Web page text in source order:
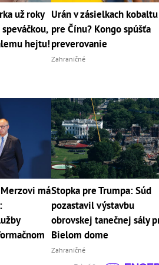
už roky
hejtu!
Urán v zásielkach kobaltu
pre Čínu? Kongo spúšťa
preverovanie
Zahraničné
máStopka pre Trumpa: Súd
pozastavil výstavbu
obrovskej tanečnej sály
Bielom dome
Zahraničné